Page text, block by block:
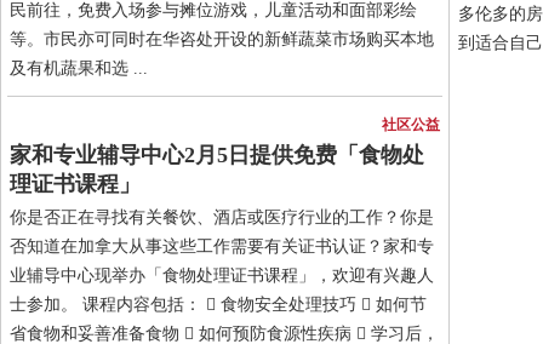
民前往，免费入场参与摊位游戏，儿童活动和面部彩绘
等。市民亦可同时在华咨处开设的新鲜蔬菜市场购买本地
及有机蔬果和选 ...
社区公益
家和专业辅导中心2月5日提供免费「食物处
理证书课程」
你是否正在寻找有关餐饮、酒店或医疗行业的工作？你是
否知道在加拿大从事这些工作需要有关证书认证？家和专
业辅导中心现举办「食物处理证书课程」，欢迎有兴趣人
士参加。 课程内容包括：  食物安全处理技巧  如何节
省食物和妥善准备食物  如何预防食源性疾病  学习后，
多伦多的
到适合自